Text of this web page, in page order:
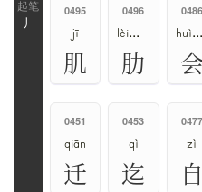
丿
0495
jī
肌
0496
lèi、lē
肋
0486
huì、kuài
会
0451
qiān
迁
0453
qì
迄
0477
zì
自